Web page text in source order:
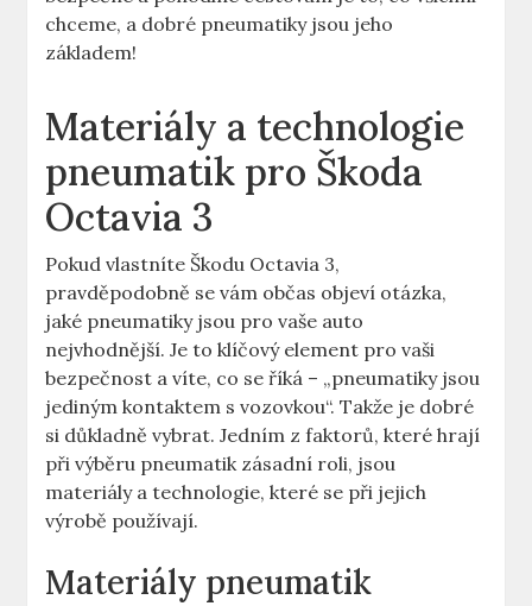
chceme, a dobré pneumatiky jsou jeho
základem!
Materiály a technologie
pneumatik pro Škoda
Octavia 3
Pokud vlastníte Škodu Octavia 3,
pravděpodobně se vám občas objeví otázka,
jaké pneumatiky jsou pro vaše auto
nejvhodnější. Je to klíčový element pro vaši
bezpečnost a víte, co se říká – „pneumatiky jsou
jediným kontaktem s vozovkou“. Takže je dobré
si důkladně vybrat. Jedním z faktorů, které hrají
při výběru pneumatik zásadní roli, jsou
materiály a technologie, které se při jejich
výrobě používají.
Materiály pneumatik